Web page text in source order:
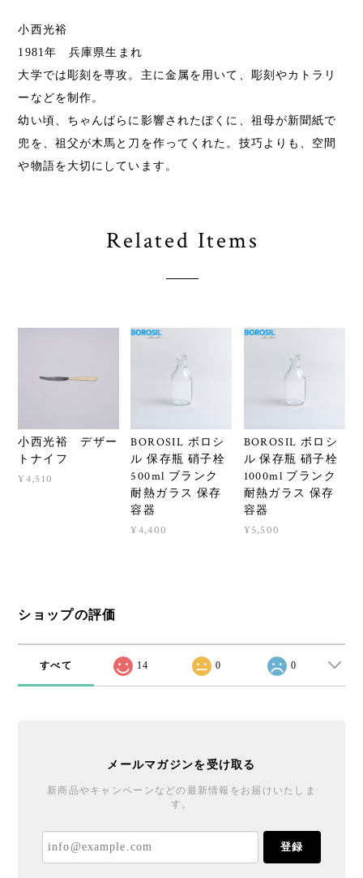
小西光裕
1981年 兵庫県生まれ
大学では彫刻を専攻。主に金属を用いて、彫刻やカトラリ
ーなどを制作。
幼い頃、ちゃんばらに影響されたぼくに、祖母が新聞紙で
兜を、祖父が木馬と刀を作ってくれた。技巧よりも、空間
や物語を大切にしています。
Related Items
小西光裕 デザー
トナイフ
¥4,510
BOROSIL ボロシ
ル 保存瓶 硝子栓
500ml ブランク
耐熱ガラス 保存
容器
¥4,400
BOROSIL ボロシ
ル 保存瓶 硝子栓
1000ml ブランク
耐熱ガラス 保存
容器
¥5,500
ショップの評価
すべて 14 0 0
メールマガジンを受け取る
新商品やキャンペーンなどの最新情報をお届けいたしま
す。
登録